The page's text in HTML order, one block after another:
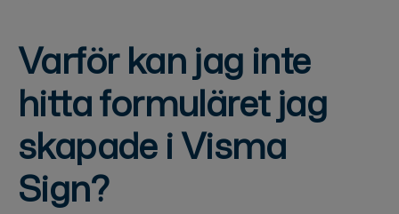
Varför kan jag inte
hitta formuläret jag
skapade i Visma
Sign?